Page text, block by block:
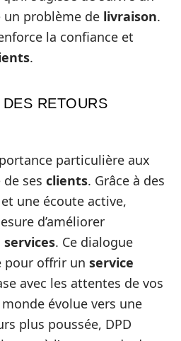
un problème de livraison.
la confiance et
.
DES RETOURS
particulière aux
de ses clients. Grâce à des
une écoute active,
d’améliorer
services. Ce dialogue
pour offrir un service
avec les attentes de vos
évolue vers une
plus poussée, DPD